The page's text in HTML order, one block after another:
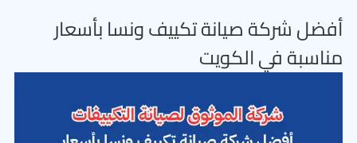
أفضل شركة صيانة تكييف ونسا بأسعار
مناسبة في الكويت